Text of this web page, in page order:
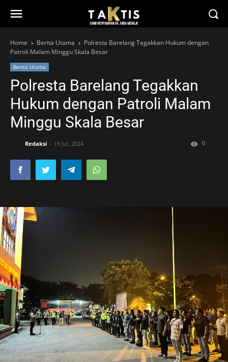
Home Berita Utama
Polresta Barelang Tegakkan Hukum dengan
Patroli Malam Minggu Skala Besar
Berita Utama
Polresta Barelang Tegakkan
Hukum dengan Patroli Malam
Minggu Skala Besar
Redaksi 15 Jul, 2024 0